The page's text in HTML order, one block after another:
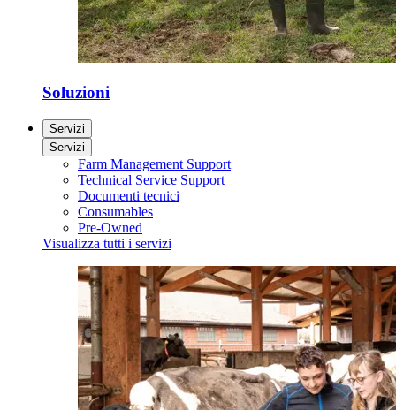
Soluzioni
Servizi
Servizi
Farm Management Support
Technical Service Support
Documenti tecnici
Consumables
Pre-Owned
Visualizza tutti i servizi